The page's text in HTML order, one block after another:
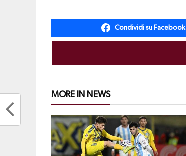
Condividi su Facebook
MORE IN NEWS